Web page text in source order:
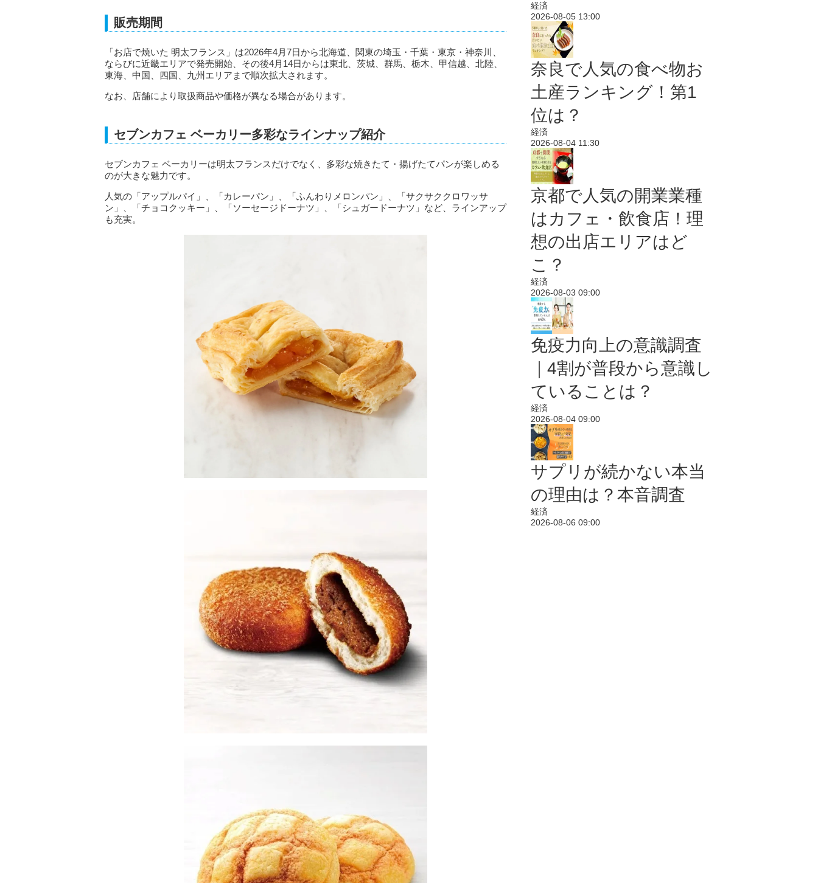
販売期間
「お店で焼いた 明太フランス」は2026年4月7日から北海道、関東の埼玉・千葉・東京・神奈川、
ならびに近畿エリアで発売開始、その後4月14日からは東北、茨城、群馬、栃木、甲信越、北陸、
東海、中国、四国、九州エリアまで順次拡大されます。
なお、店舗により取扱商品や価格が異なる場合があります。
セブンカフェ ベーカリー多彩なラインナップ紹介
セブンカフェ ベーカリーは明太フランスだけでなく、多彩な焼きたて・揚げたてパンが楽しめる
のが大きな魅力です。
人気の「アップルパイ」、「カレーパン」、「ふんわりメロンパン」、「サクサククロワッサ
ン」、「チョコクッキー」、「ソーセージドーナツ」、「シュガードーナツ」など、ラインアップ
も充実。
経済
2026-08-05 13:00
奈良で人気の食べ物お
土産ランキング！第1
位は？
経済
2026-08-04 11:30
京都で人気の開業業種
はカフェ・飲食店！理
想の出店エリアはど
こ？
経済
2026-08-03 09:00
免疫力向上の意識調査
｜4割が普段から意識し
ていることは？
経済
2026-08-04 09:00
サプリが続かない本当
の理由は？本音調査
経済
2026-08-06 09:00